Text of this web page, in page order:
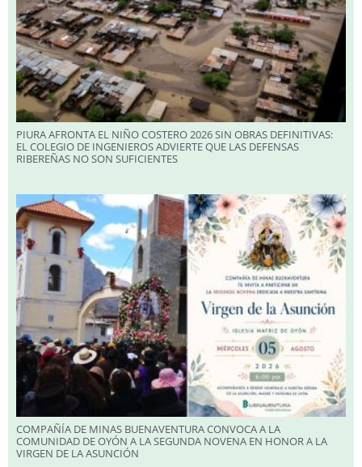
PIURA AFRONTA EL NIÑO COSTERO 2026 SIN OBRAS DEFINITIVAS:
EL COLEGIO DE INGENIEROS ADVIERTE QUE LAS DEFENSAS
RIBEREÑAS NO SON SUFICIENTES
COMPAÑÍA DE MINAS BUENAVENTURA CONVOCA A LA
COMUNIDAD DE OYÓN A LA SEGUNDA NOVENA EN HONOR A LA
VIRGEN DE LA ASUNCIÓN